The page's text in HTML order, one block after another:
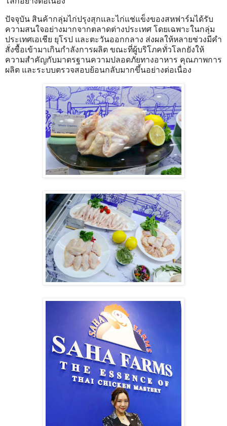
ปัจจุบัน สินค้ากลุ่มไก่ปรุงสุกและไก่แช่แข็งของสหฟาร์มได้รับ
ความสนใจอย่างมากจากตลาดต่างประเทศ โดยเฉพาะในกลุ่ม
ประเทศเอเชีย ยุโรป และตะวันออกกลาง ส่งผลให้หลายช่วงมีคำ
สั่งซื้อเข้ามาเกินกำลังการผลิต ขณะที่ผู้บริโภคทั่วโลกยังให้
ความสำคัญกับมาตรฐานความปลอดภัยทางอาหาร คุณภาพการ
ผลิต และระบบตรวจสอบย้อนกลับมากขึ้นอย่างต่อเนื่อง